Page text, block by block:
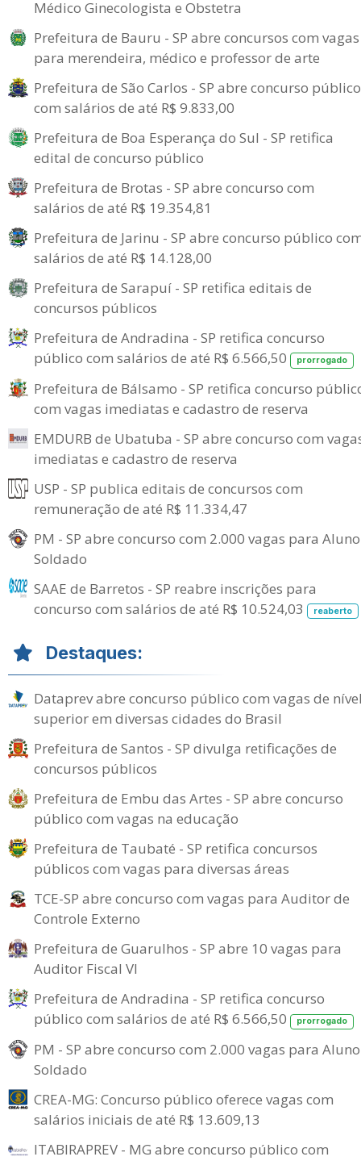
Médico Ginecologista e Obstetra
Prefeitura de Bauru - SP abre concursos com vagas
para merendeira, médico e professor de arte
Prefeitura de São Carlos - SP abre concurso público
com salários de até R$ 9.833,00
Prefeitura de Boa Esperança do Sul - SP retifica
edital de concurso público
Prefeitura de Brotas - SP abre concurso com
salários de até R$ 19.354,81
Prefeitura de Jarinu - SP abre concurso público
salários de até R$ 14.128,00
Prefeitura de Sarapuí - SP retifica editais de
concursos públicos
Prefeitura de Andradina - SP retifica concurso
público com salários de até R$ 6.566,50
prorrogado
Prefeitura de Bálsamo - SP retifica concurso
com vagas imediatas e cadastro de reserva
EMDURB de Ubatuba - SP abre concurso com
imediatas e cadastro de reserva
USP - SP publica editais de concursos com
remuneração de até R$ 11.334,47
PM - SP abre concurso com 2.000 vagas para
Soldado
SAAE de Barretos - SP reabre inscrições para
concurso com salários de até R$ 10.524,03
reaberto
Destaques:
Dataprev abre concurso público com vagas de
superior em diversas cidades do Brasil
Prefeitura de Santos - SP divulga retificações de
concursos públicos
Prefeitura de Embu das Artes - SP abre concurso
público com vagas na educação
Prefeitura de Taubaté - SP retifica concursos
públicos com vagas para diversas áreas
TCE-SP abre concurso com vagas para Auditor de
Controle Externo
Prefeitura de Guarulhos - SP abre 10 vagas para
Auditor Fiscal VI
Prefeitura de Andradina - SP retifica concurso
público com salários de até R$ 6.566,50
prorrogado
PM - SP abre concurso com 2.000 vagas para
Soldado
CREA-MG: Concurso público oferece vagas com
salários iniciais de até R$ 13.609,13
ITABIRAPREV - MG abre concurso público com